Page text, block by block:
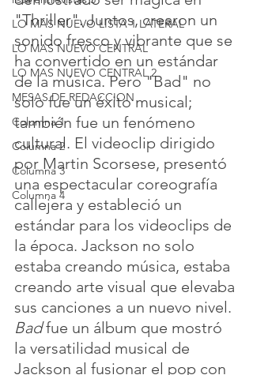
LO MAS NUEVO LISTA 1 LATERAL
LO MAS NUEVO CENTRAL
LO MAS NUEVO CENTRAL 2
MESAS DE REDACCION
Columna 1
Columna 2
Columna 3
Columna 4
"Thriller". Juntos, crearon un
sonido fresco y vibrante que se
ha convertido en un estándar
de la música. Pero "Bad" no
solo fue un éxito musical;
también fue un fenómeno
cultural. El videoclip dirigido
por Martin Scorsese, presentó
una espectacular coreografía
callejera y estableció un
estándar para los videoclips de
la época. Jackson no solo
estaba creando música, estaba
creando arte visual que elevaba
sus canciones a un nuevo nivel.
Bad fue un álbum que mostró
la versatilidad musical de
Jackson al fusionar el pop con